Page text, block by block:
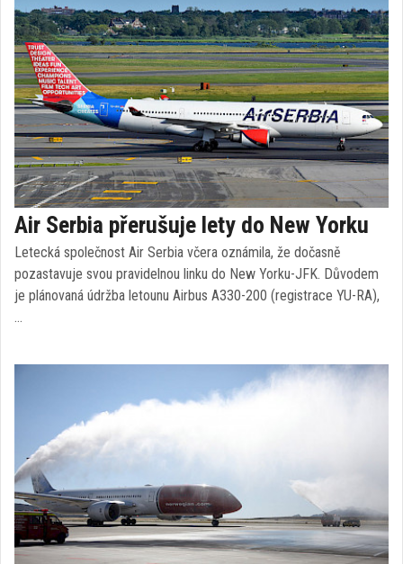
Air Serbia přerušuje lety do New Yorku
Letecká společnost Air Serbia včera oznámila, že dočasně
pozastavuje svou pravidelnou linku do New Yorku-JFK. Důvodem
je plánovaná údržba letounu Airbus A330-200 (registrace YU-RA),
…